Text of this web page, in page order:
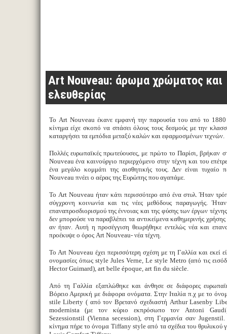
Art Nouveau: άρωμα χρώματος και
ελευθερίας
Το Art Nouveau έκανε εμφανή την παρουσία του από το
κίνημα είχε σκοπό να σπάσει όλους τους δεσμούς με την
καταργήσει τα εμπόδια μεταξύ καλών και εφαρμοσμένων τεχνών.
Πολλές ευρωπαϊκές πρωτεύουσες, με πρώτο το Παρίσι, βρήκαν
Nouveau ένα καινούργιο περιερχόμενο στην τέχνη και του
ένα μεγάλο κομμάτι της αισθητικής τους. Δεν είναι
Nouveau πνέει ο αέρας της Ευρώπης που αγαπάμε.
Το Art Nouveau ήταν κάτι περισσότερο από ένα στυλ. Ήταν
σύγχρονη κοινωνία και τις νέες μεθόδους παραγωγής.
επαναπροσδιορισμού της έννοιας και της φύσης των έργων
δεν μπορούσε να παραβλέπει τα αντικείμενα καθημερινής
αν ήταν. Αυτή η προσέγγιση θεωρήθηκε εντελώς νέα και
προέκυψε ο όρος Art Nouveau- νέα τέχνη.
Το Art Nouveau έχει περισσότερη σχέση με τη Γαλλία και εκεί
ονομασίες όπως style Jules Verne, Le style Metro (από τις
Hector Guimard), art belle époque, art fin du siècle.
Από τη Γαλλία εξαπλώθηκε και άνθησε σε διάφορες
Βόρειο Αμερική με διάφορα ονόματα. Στην Ιταλία π.χ με το
stile Liberty ( από τον Βρετανό σχεδιαστή Arthur Lasenby
modernista (με τον κύριο εκπρόσωπο τον Antoni
Sezessionstil (Vienna secession), στη Γερμανία σαν
κίνημα πήρε το όνομα Tiffany style από τα σχέδια του θρυλικού